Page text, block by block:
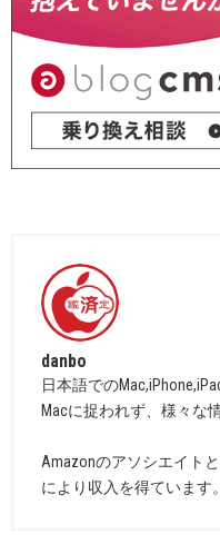
danbo
日本語での
Macに捉われず、様々な
Amazonのアソシエイト
により収入を得ています。